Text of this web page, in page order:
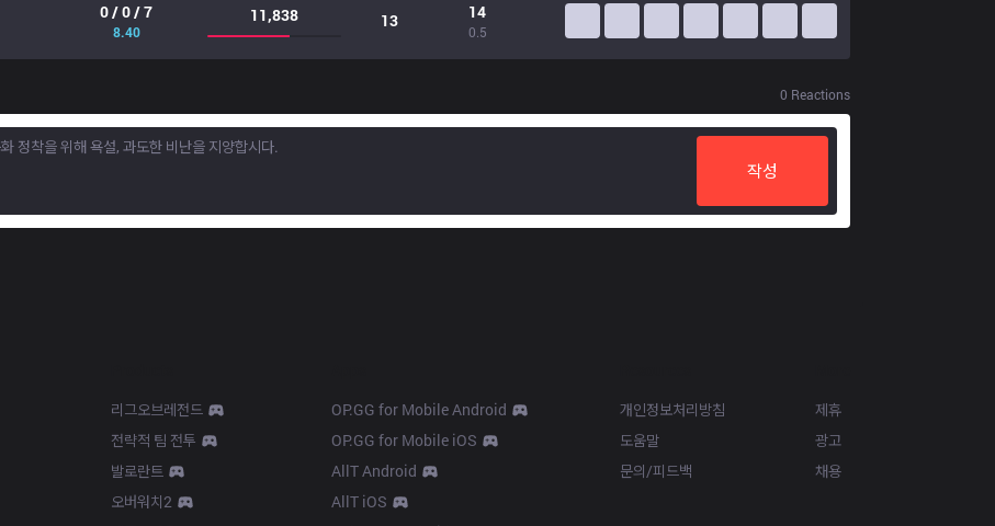
0 / 0 / 7
8.40
11,838 13 14
0.5
0 Reactions
작성
리그오브레전드
전략적 팀 전투
발로란트
오버워치2
OP.GG for Mobile Android
OP.GG for Mobile iOS
AllT Android
AllT iOS
개인정보처리방침
도움말
문의/피드백
제휴
광고
채용